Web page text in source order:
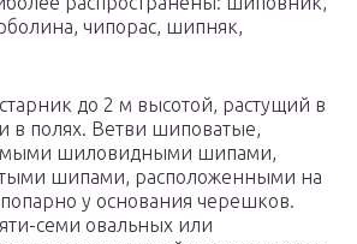
чипорас, шипняк,
до 2 м высотой, растущий в
в полях. Ветви шиповатые,
шиловидными шипами,
шипами, расположенными на
у основания черешков.
семи овальных или